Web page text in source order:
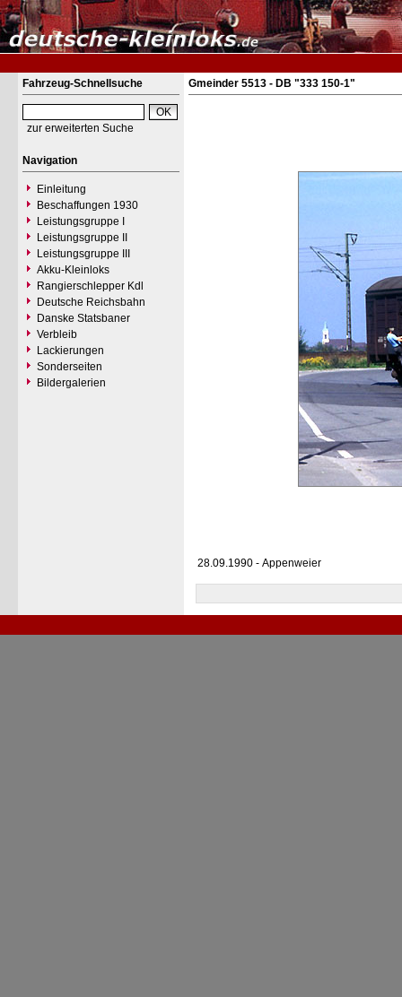
Fahrzeug-Schnellsuche
zur erweiterten Suche
Navigation
Einleitung
Beschaffungen 1930
Leistungsgruppe I
Leistungsgruppe II
Leistungsgruppe III
Akku-Kleinloks
Rangierschlepper Kdl
Deutsche Reichsbahn
Danske Statsbaner
Verbleib
Lackierungen
Sonderseiten
Bildergalerien
Gmeinder 5513 - DB "333 150-1"
28.09.1990 - Appenweier